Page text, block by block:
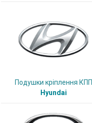
Подушки кріплення КПП
Hyundai